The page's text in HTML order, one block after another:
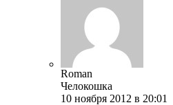
Roman
Челокошка
10 ноября 2012 в 20:01